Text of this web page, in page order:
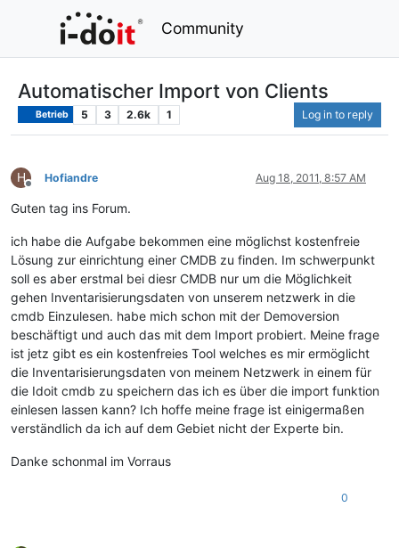
Community
Automatischer Import von Clients
Betrieb 5 3 2.6k 1 Log in to reply
H
Offline
Hofiandre Aug 18, 2011, 8:57 AM
Guten tag ins Forum.
ich habe die Aufgabe bekommen eine möglichst kostenfreie
Lösung zur einrichtung einer CMDB zu finden. Im schwerpunkt
soll es aber erstmal bei diesr CMDB nur um die Möglichkeit
gehen Inventarisierungsdaten von unserem netzwerk in die
cmdb Einzulesen. habe mich schon mit der Demoversion
beschäftigt und auch das mit dem Import probiert. Meine frage
ist jetz gibt es ein kostenfreies Tool welches es mir ermöglicht
die Inventarisierungsdaten von meinem Netzwerk in einem für
die Idoit cmdb zu speichern das ich es über die import funktion
einlesen lassen kann? Ich hoffe meine frage ist einigermaßen
verständlich da ich auf dem Gebiet nicht der Experte bin.
Danke schonmal im Vorraus
0